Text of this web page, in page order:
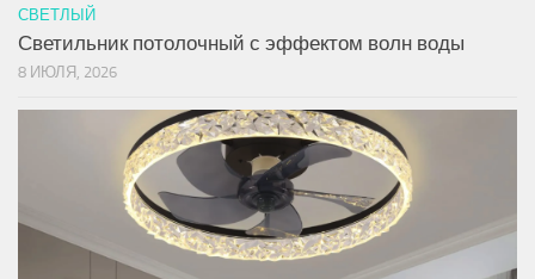
СВЕТЛЫЙ
Светильник потолочный с эффектом волн воды
8 ИЮЛЯ, 2026